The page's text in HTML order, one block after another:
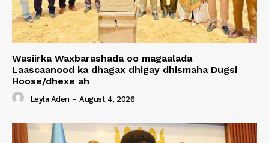
Wasiirka Waxbarashada oo magaalada
Laascaanood ka dhagax dhigay dhismaha Dugsi
Hoose/dhexe ah
Leyla Aden - August 4, 2026